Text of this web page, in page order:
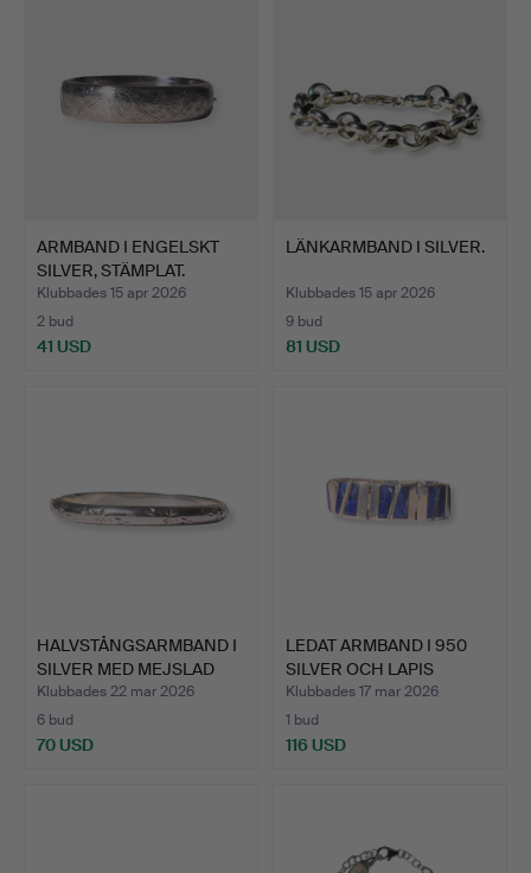
ARMBAND I ENGELSKT
SILVER, STÄMPLAT.
CISEL…
Klubbades 15 apr 2026
2 bud
41 USD
LÄNKARMBAND I SILVER.
Klubbades 15 apr 2026
9 bud
81 USD
HALVSTÅNGSARMBAND I
SILVER MED MEJSLAD
BLO…
Klubbades 22 mar 2026
6 bud
70 USD
LEDAT ARMBAND I 950
SILVER OCH LAPIS
LAZUL…
Klubbades 17 mar 2026
1 bud
116 USD